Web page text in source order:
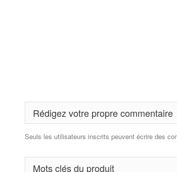
Rédigez votre propre commentaire
Seuls les utilisateurs inscrits peuvent écrire des
Mots clés du produit